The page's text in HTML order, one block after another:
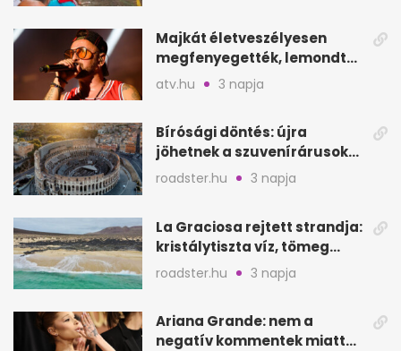
Majkát életveszélyesen
megfenyegették, lemondta
a sepsiszentgyörgyi
atv.hu 3 napja
Bírósági döntés: újra
jöhetnek a szuvenírárusok
Európa ikonikus helyére
roadster.hu 3 napja
La Graciosa rejtett strandja:
kristálytiszta víz, tömeg
nélkül
roadster.hu 3 napja
Ariana Grande: nem a
negatív kommentek miatt